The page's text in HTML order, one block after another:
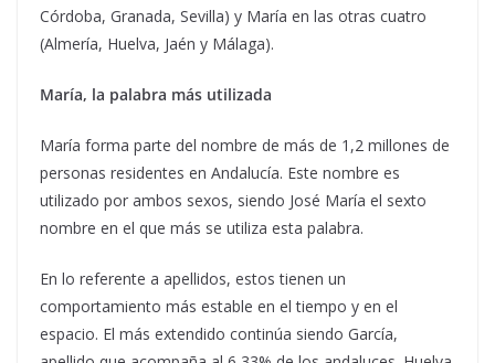
Córdoba, Granada, Sevilla) y María en las otras cuatro
(Almería, Huelva, Jaén y Málaga).
María, la palabra más utilizada
María forma parte del nombre de más de 1,2 millones de
personas residentes en Andalucía. Este nombre es
utilizado por ambos sexos, siendo José María el sexto
nombre en el que más se utiliza esta palabra.
En lo referente a apellidos, estos tienen un
comportamiento más estable en el tiempo y en el
espacio. El más extendido continúa siendo García,